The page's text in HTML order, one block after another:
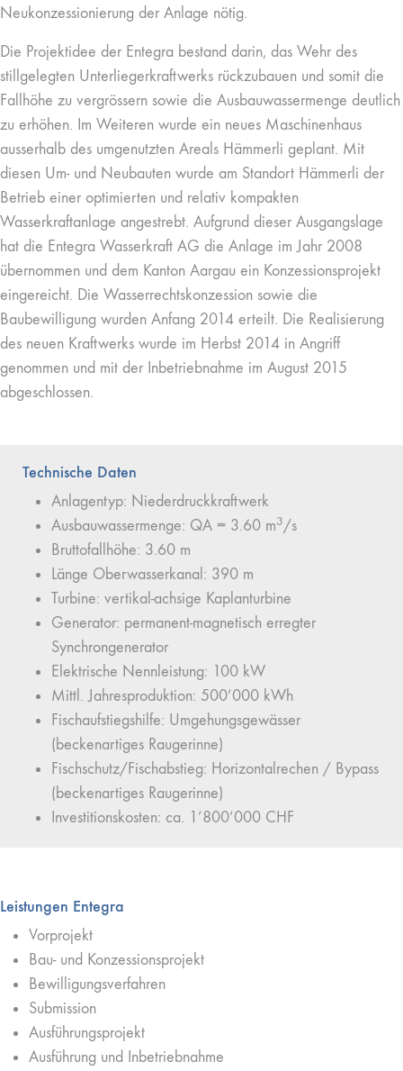
Neukonzessionierung der Anlage nötig.
Die Projektidee der Entegra bestand darin, das Wehr des
stillgelegten Unterliegerkraftwerks rückzubauen und somit die
Fallhöhe zu vergrössern sowie die Ausbauwassermenge deutlich
zu erhöhen. Im Weiteren wurde ein neues Maschinenhaus
ausserhalb des umgenutzten Areals Hämmerli geplant. Mit
diesen Um- und Neubauten wurde am Standort Hämmerli der
Betrieb einer optimierten und relativ kompakten
Wasserkraftanlage angestrebt. Aufgrund dieser Ausgangslage
hat die Entegra Wasserkraft AG die Anlage im Jahr 2008
übernommen und dem Kanton Aargau ein Konzessionsprojekt
eingereicht. Die Wasserrechtskonzession sowie die
Baubewilligung wurden Anfang 2014 erteilt. Die Realisierung
des neuen Kraftwerks wurde im Herbst 2014 in Angriff
genommen und mit der Inbetriebnahme im August 2015
abgeschlossen.
Technische Daten
Anlagentyp: Niederdruckkraftwerk
Ausbauwassermenge: QA = 3.60 m3/s
Bruttofallhöhe: 3.60 m
Länge Oberwasserkanal: 390 m
Turbine: vertikal-achsige Kaplanturbine
Generator: permanent-magnetisch erregter
Synchrongenerator
Elektrische Nennleistung: 100 kW
Mittl. Jahresproduktion: 500’000 kWh
Fischaufstiegshilfe: Umgehungsgewässer
(beckenartiges Raugerinne)
Fischschutz/Fischabstieg: Horizontalrechen / Bypass
(beckenartiges Raugerinne)
Investitionskosten: ca. 1’800’000 CHF
Leistungen Entegra
Vorprojekt
Bau- und Konzessionsprojekt
Bewilligungsverfahren
Submission
Ausführungsprojekt
Ausführung und Inbetriebnahme